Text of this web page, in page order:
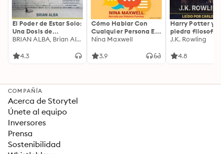
El Poder de Estar Solo:
Una Dosis de
Motivación
Ideas Revolucionarias
BRIAN ALBA, Brian Alba
4.3
Cómo Hablar Con
Cualquier Persona En
Cualquier Lugar Y En
Nina Maxwell
3.9
Harry Potter y
piedra filosofal
J.K. Rowling
4.8
COMPAÑÍA
Acerca de Storytel
Únete al equipo
Inversores
Prensa
Sostenibilidad